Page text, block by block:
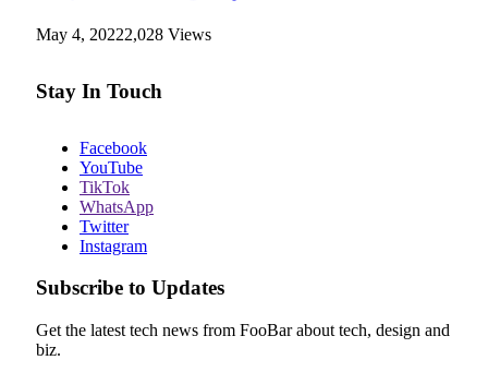
May 4, 20222,028 Views
Stay In Touch
Facebook
YouTube
TikTok
WhatsApp
Twitter
Instagram
Subscribe to Updates
Get the latest tech news from FooBar about tech, design and
biz.